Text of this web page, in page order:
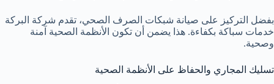
بفضل التركيز على صيانة شبكات الصرف الصحي، تقدم شركة البركة
خدمات سباكة بكفاءة. هذا يضمن أن تكون الأنظمة الصحية آمنة
وصحية.
تسليك المجاري والحفاظ على الأنظمة الصحية